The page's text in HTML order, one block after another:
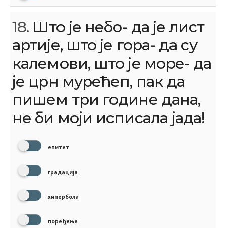
18. Што је небо- да је лист
артије, што је гора- да су
калемови, што је море- да
је црн мурећеп, пак да
пишем три године дана,
не би моји исписала јада!
епитет
градација
хипербола
поређење